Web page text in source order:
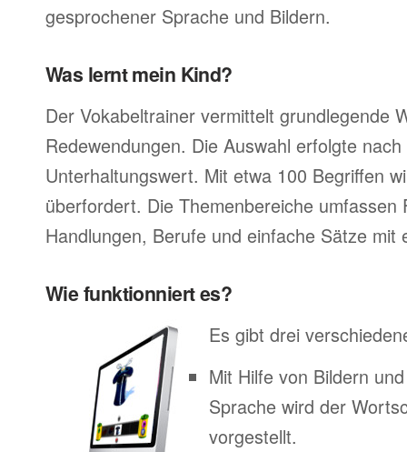
gesprochener Sprache und Bildern.
Was lernt mein Kind?
Der Vokabeltrainer vermittelt grundlegende
Redewendungen. Die Auswahl erfolgte
Unterhaltungswert. Mit etwa 100 Begriffen
überfordert. Die Themenbereiche umfassen
Handlungen, Berufe und einfache Sätze mit
Wie funktionniert es?
Es gibt drei
Mit Hilfe von Bildern
Sprache wird der
vorgestellt.